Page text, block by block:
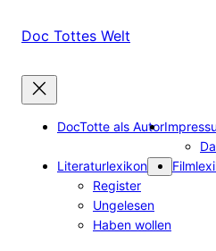
InhaltDoc Tottes Welt
DocTotte als Autor
Literaturlexikon
Register
Ungelesen
Haben wollen